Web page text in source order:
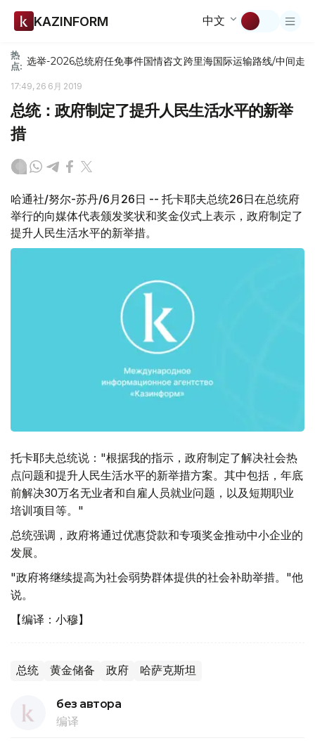
KAZINFORM 中文
热
点: 选举-2026总统府任免事件国情咨文跨里海国际运输路线/中间走廊
17:49, 26 6月 2019
总统：政府制定了提升人民生活水平的新举
措
哈通社/努尔-苏丹/6月26日 -- 托卡耶夫总统26日在总统府
举行的向媒体代表颁发奖状和奖金仪式上表示，政府制定了
提升人民生活水平的新举措。
托卡耶夫总统说："根据我的指示，政府制定了解决社会热
点问题和提升人民生活水平的新举措方案。其中包括，年底
前解决30万名无业者和自雇人员就业问题，以及短期职业
培训项目等。"
总统强调，政府将通过优惠贷款和专项奖金推动中小企业的
发展。
"政府将继续提高为社会弱势群体提供的社会补助举措。"他
说。
【编译：小穆】
总统 黄金储备 政府 哈萨克斯坦
без автора
编译